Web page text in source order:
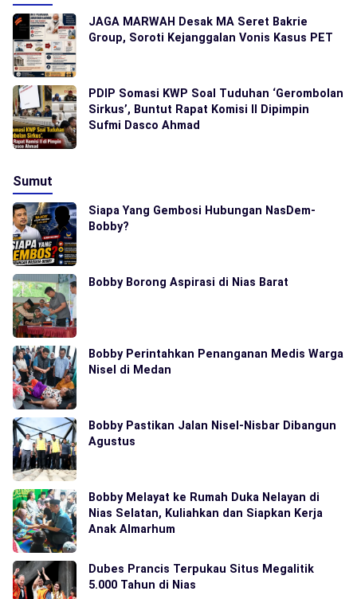
JAGA MARWAH Desak MA Seret Bakrie
Group, Soroti Kejanggalan Vonis Kasus PET
PDIP Somasi KWP Soal Tuduhan ‘Gerombolan
Sirkus’, Buntut Rapat Komisi II Dipimpin
Sufmi Dasco Ahmad
Sumut
Siapa Yang Gembosi Hubungan NasDem-
Bobby?
Bobby Borong Aspirasi di Nias Barat
Bobby Perintahkan Penanganan Medis Warga
Nisel di Medan
Bobby Pastikan Jalan Nisel-Nisbar Dibangun
Agustus
Bobby Melayat ke Rumah Duka Nelayan di
Nias Selatan, Kuliahkan dan Siapkan Kerja
Anak Almarhum
Dubes Prancis Terpukau Situs Megalitik
5.000 Tahun di Nias